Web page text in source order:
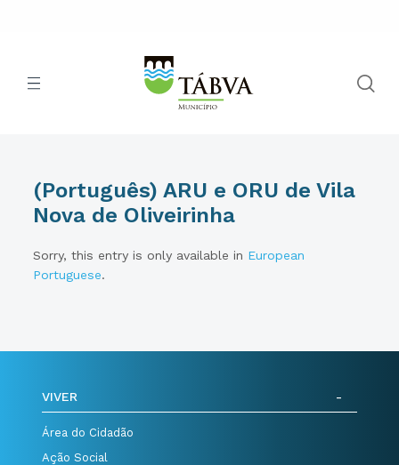
(Português) ARU e ORU de Vila
Nova de Oliveirinha
Sorry, this entry is only available in European
Portuguese.
VIVER
Área do Cidadão
Ação Social